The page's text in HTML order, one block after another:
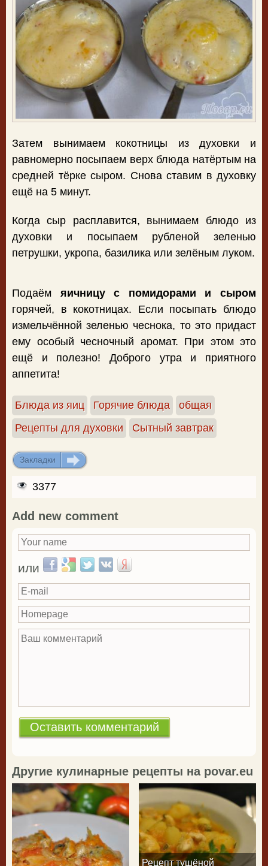
Затем вынимаем кокотницы из духовки и
равномерно посыпаем верх блюда натёртым на
средней тёрке сыром. Снова ставим в духовку
ещё на 5 минут.
Когда сыр расплавится, вынимаем блюдо из
духовки и посыпаем рубленой зеленью
петрушки, укропа, базилика или зелёным луком.
Подаём яичницу с помидорами и сыром
горячей, в кокотницах. Если посыпать блюдо
измельчённой зеленью чеснока, то это придаст
ему особый чесночный аромат. При этом это
ещё и полезно! Доброго утра и приятного
аппетита!
Блюда из яиц Горячие блюда
общая
Рецепты для духовки
Сытный завтрак
Закладки ДОБАВИТЬ
3377
Add new comment
Your name
или Login with Facebook
Login with Google
Login with Twitter
Login with VKontakte
Login with Yandex
E-mail
Homepage
Ваш комментарий
Другие кулинарные рецепты на povar.eu
Рецепт тушёной